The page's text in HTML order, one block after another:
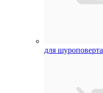
для шуроповерта